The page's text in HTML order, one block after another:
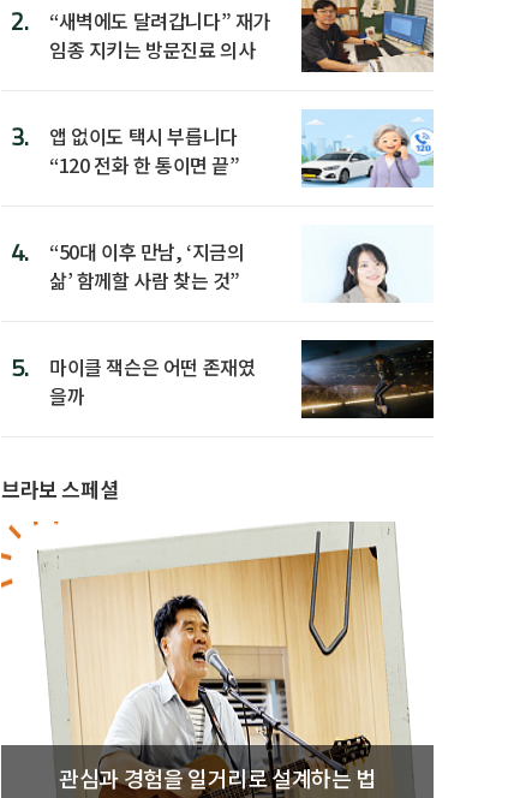
2.
“새벽에도 달려갑니다” 재가
임종 지키는 방문진료 의사
3.
앱 없이도 택시 부릅니다
“120 전화 한 통이면 끝”
4.
“50대 이후 만남, ‘지금의
삶’ 함께할 사람 찾는 것”
5.
마이클 잭슨은 어떤 존재였
을까
브라보 스페셜
관심과 경험을 일거리로 설계하는 법